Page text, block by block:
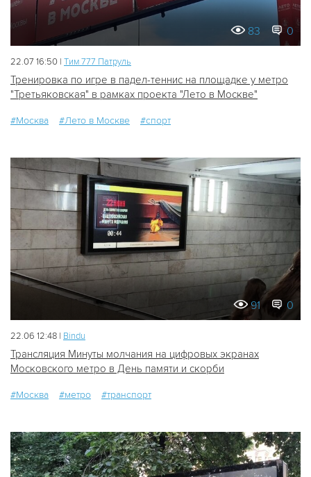
83 0
22.07 16:50 | Tим 777 Патруль
Тренировка по игре в падел-теннис на площадке у метро
"Третьяковская" в рамках проекта "Лето в Москве"
#Москва #Лето в Москве #спорт
91 0
22.06 12:48 | Bindu
Трансляция Минуты молчания на цифровых экранах
Московского метро в День памяти и скорби
#Москва #метро #транспорт